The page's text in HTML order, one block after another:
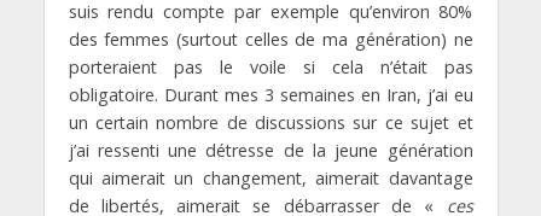
suis rendu compte par exemple qu’environ 80%
des femmes (surtout celles de ma génération) ne
porteraient pas le voile si cela n’était pas
obligatoire. Durant mes 3 semaines en Iran, j’ai eu
un certain nombre de discussions sur ce sujet et
j’ai ressenti une détresse de la jeune génération
qui aimerait un changement, aimerait davantage
de libertés, aimerait se débarrasser de « ces